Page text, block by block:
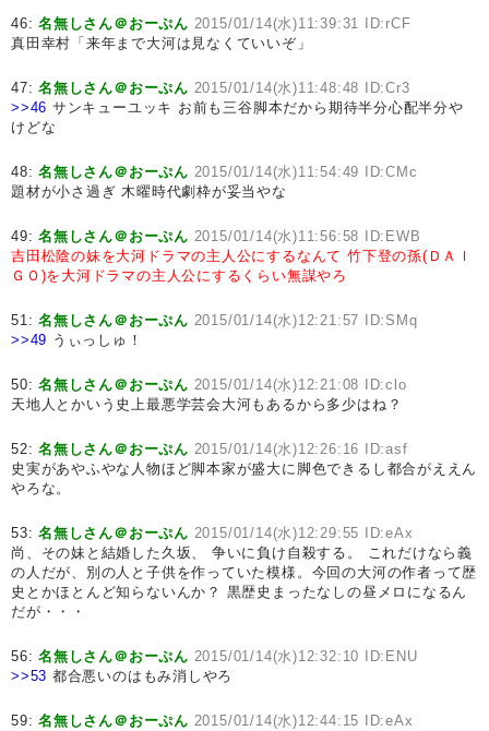
46:名無しさん＠おーぷん 2015/01/14(水)11:39:31 ID:rCF
真田幸村「来年まで大河は見なくていいぞ」
47:名無しさん＠おーぷん 2015/01/14(水)11:48:48 ID:Cr3
>>46 サンキューユッキ お前も三谷脚本だから期待半分心配半分や
けどな
48:名無しさん＠おーぷん 2015/01/14(水)11:54:49 ID:CMc
題材が小さ過ぎ 木曜時代劇枠が妥当やな
49:名無しさん＠おーぷん 2015/01/14(水)11:56:58 ID:EWB
吉田松陰の妹を大河ドラマの主人公にするなんて 竹下登の孫(ＤＡＩ
ＧＯ)を大河ドラマの主人公にするくらい無謀やろ
51:名無しさん＠おーぷん 2015/01/14(水)12:21:57 ID:SMq
>>49 うぃっしゅ！
50:名無しさん＠おーぷん 2015/01/14(水)12:21:08 ID:clo
天地人とかいう史上最悪学芸会大河もあるから多少はね？
52:名無しさん＠おーぷん 2015/01/14(水)12:26:16 ID:asf
史実があやふやな人物ほど脚本家が盛大に脚色できるし都合がええん
やろな。
53:名無しさん＠おーぷん 2015/01/14(水)12:29:55 ID:eAx
尚、その妹と結婚した久坂、 争いに負け自殺する。 これだけなら義
の人だが、別の人と子供を作っていた模様。今回の大河の作者って歴
史とかほとんど知らないんか？ 黒歴史まったなしの昼メロになるん
だが・・・
56:名無しさん＠おーぷん 2015/01/14(水)12:32:10 ID:ENU
>>53 都合悪いのはもみ消しやろ
59:名無しさん＠おーぷん 2015/01/14(水)12:44:15 ID:eAx